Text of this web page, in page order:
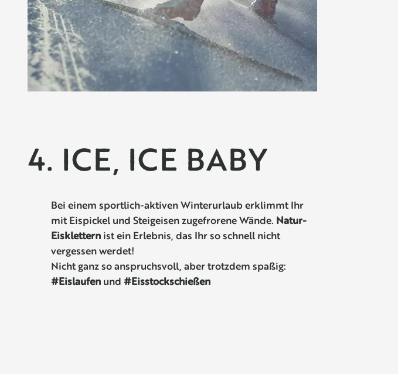
4. ICE, ICE BABY
Bei einem sportlich-aktiven Winterurlaub erklimmt Ihr
mit Eispickel und Steigeisen zugefrorene Wände. Natur-
Eisklettern ist ein Erlebnis, das Ihr so schnell nicht
vergessen werdet!
Nicht ganz so anspruchsvoll, aber trotzdem spaßig:
#Eislaufen und #Eisstockschießen